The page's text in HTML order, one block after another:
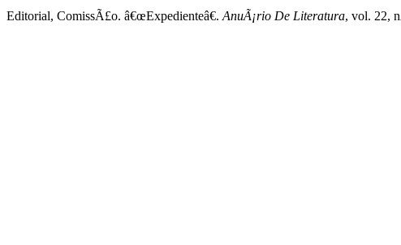
Editorial, ComissÃ£o. â€œExpedienteâ€. AnuÃ¡rio De Literatura, vol. 22,